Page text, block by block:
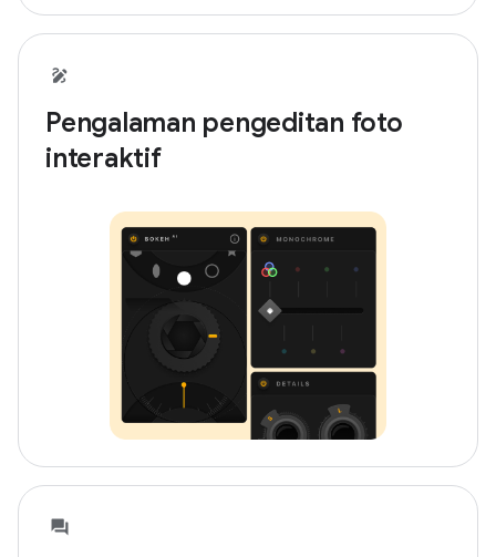
Pengalaman pengeditan foto
interaktif